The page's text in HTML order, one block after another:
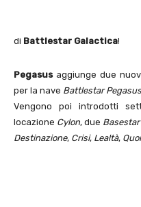
di Battlestar Galactica!
Pegasusaggiunge due
per la nave Battlestar Pegasus
Vengono poi introdotti
locazione Cylon, due Basestar
Destinazione, Crisi, Lealtà,